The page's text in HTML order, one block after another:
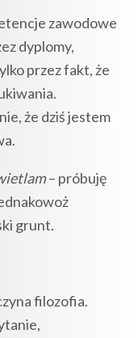
zawodowe
dyplomy,
przez fakt, że
że dziś jestem
– próbuję
grunt.
filozofia.